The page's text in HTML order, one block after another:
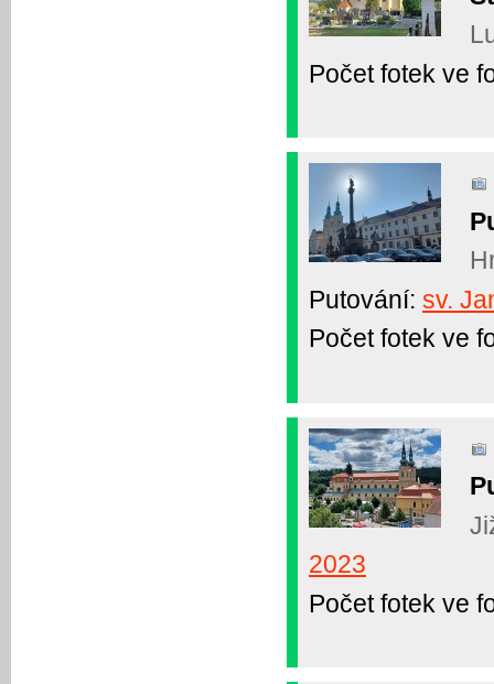
Počet fotek ve
Putování: sv.
Počet fotek ve
2023
Počet fotek ve